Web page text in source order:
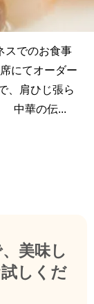
スでのお食事
にてオーダー
、肩ひじ張ら
中華の伝...
美味し
しくだ